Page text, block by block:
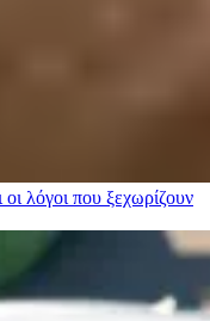
λόγοι που ξεχωρίζουν